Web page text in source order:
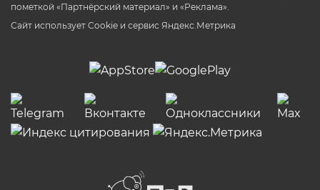
пометкой «Партнёрский материал» и «Реклама».
Сайт использует Cookie и сервиc Яндекс.Метрика